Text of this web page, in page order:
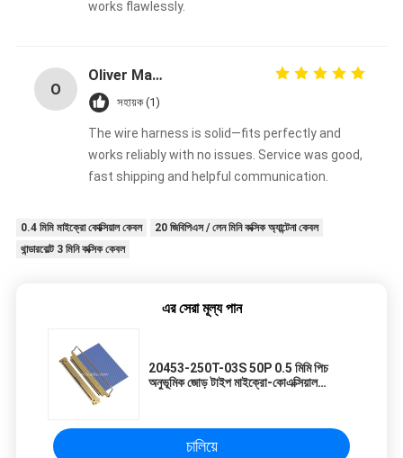
works flawlessly.
O
Oliver Martinez
সহায়ক (1)
The wire harness is solid—fits perfectly and
works reliably with no issues. Service was good,
fast shipping and helpful communication.
0.4 মিমি মাইক্রো কোক্সিয়াল কেবল
20 জিবিপিএস / লেন মিনি কক্সিক অ্যান্টেনা কেবল
থান্ডারবোল্ট 3 মিনি কক্সিক কেবল
এর সেরা মূল্য পান
20453-250T-03S 50P 0.5 মিমি পিচ
অনুভূমিক জোড় টাইপ মাইক্রো-কোএক্সিয়াল
চালিয়ে